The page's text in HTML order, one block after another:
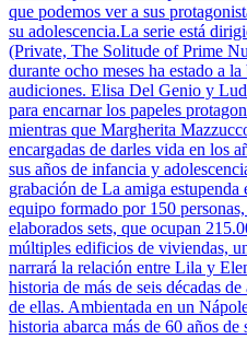
que podemos ver a sus
su adolescencia.La serie está
(Private, The Solitude of Prime
durante ocho meses ha estado a
audiciones. Elisa Del Genio y
para encarnar los papeles
mientras que Margherita
encargadas de darles vida en los
sus años de infancia y
grabación de La amiga estupenda
equipo formado por 150
elaborados sets, que ocupan
múltiples edificios de viviendas,
narrará la relación entre Lila y
historia de más de seis décadas
de ellas. Ambientada en un
historia abarca más de 60 años